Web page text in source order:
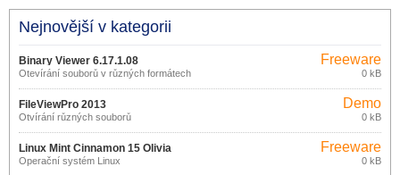
Nejnovější v kategorii
Binary Viewer 6.17.1.08
Otevírání souborů v různých formátech
Freeware
0 kB
FileViewPro 2013
Otvírání různých souborů
Demo
0 kB
Linux Mint Cinnamon 15 Olivia
Operační systém Linux
Freeware
0 kB